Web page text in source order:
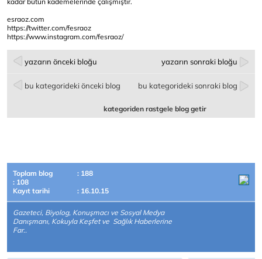
esraoz.com
https://twitter.com/fesraoz
https://www.instagram.com/fesraoz/
yazarın önceki bloğu yazarın sonraki bloğu
bu kategorideki önceki blog bu kategorideki sonraki blog
kategoriden rastgele blog getir
Toplam blog
: 188
: 108
Kayıt tarihi
: 16.10.15
Gazeteci, Biyolog, Konuşmacı ve Sosyal Medya
Danışmanı, Kokuyla Keşfet ve Sağlık Haberlerine
Far..